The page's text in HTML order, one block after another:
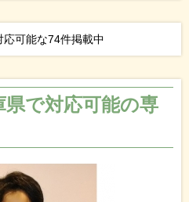
可能な74件掲載中
で対応可能の専